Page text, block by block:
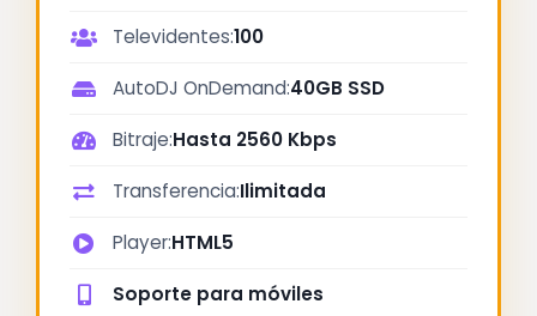
Televidentes:100
AutoDJ OnDemand:40GB SSD
Bitraje:Hasta 2560 Kbps
Transferencia:Ilimitada
Player:HTML5
Soporte para móviles